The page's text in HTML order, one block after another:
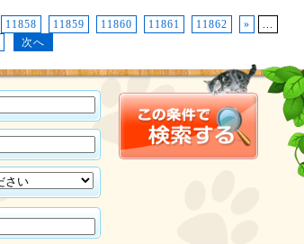
11858 11859 11860 11861 11862 »
...
次へ